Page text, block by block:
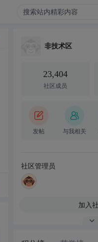
非技术区
23,404
社区成员
发帖 与我相关
社区管理员
加入